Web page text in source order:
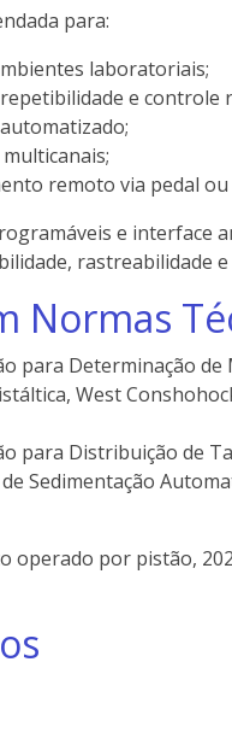
para:
laboratoriais;
e controle
remoto via pedal
e interface
rastreabilidade
Normas
para Determinação de
West
para Distribuição de
Sedimentação
operado por pistão,